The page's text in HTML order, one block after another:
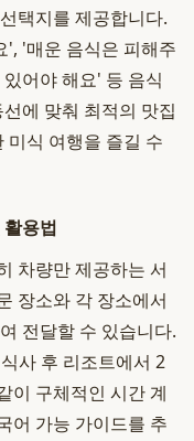
택지를 제공합니다.
', '매운 음식은 피해주
어야 해요' 등 음식
에 맞춰 최적의 맛집
미식 여행을 즐길 수
용법
차량만 제공하는 서
장소와 각 장소에서
전달할 수 있습니다.
사 후 리조트에서 2
이 구체적인 시간 계
어 가능 가이드를 추